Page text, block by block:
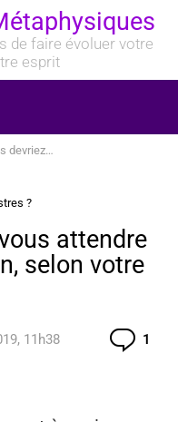
de faire évoluer votre
esprit
selon votre signe du zodiaque
?
attendre
selon votre
11h38 1